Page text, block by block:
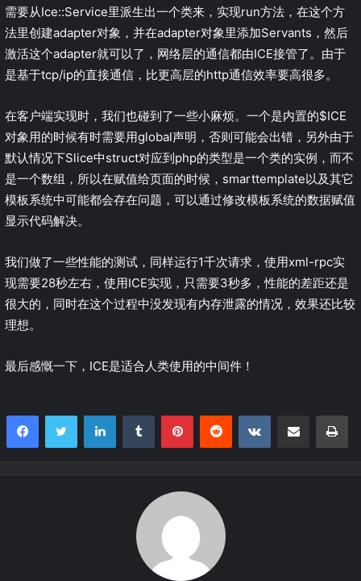
需要从Ice::Service里派生出一个类来，实现run方法，在这个方
法里创建adapter对象，并在adapter对象里添加Servants，然后
激活这个adapter就可以了，网络层的通信都由ICE接管了。由于
是基于tcp/ip的直接通信，比更高层的http通信效率要高很多。
在客户端实现时，我们也碰到了一些小麻烦。一个是内置的$ICE
对象用的时候有时需要用global声明，否则可能会出错，另外由于
默认情况下Slice中struct对应到php的类型是一个类的实例，而不
是一个数组，所以在赋值给页面的时候，smarttemplate以及其它
模板系统中可能都会存在问题，可以通过修改模板系统的数据赋值
显示代码解决。
我们做了一些性能的测试，同样运行1千次请求，使用xml-rpc实
现需要28秒左右，使用ICE实现，只需要3秒多，性能的差距还是
很大的，同时在这个过程中没发现有内存泄露的情况，效果还比较
理想。
最后感慨一下，ICE是适合人类使用的中间件！